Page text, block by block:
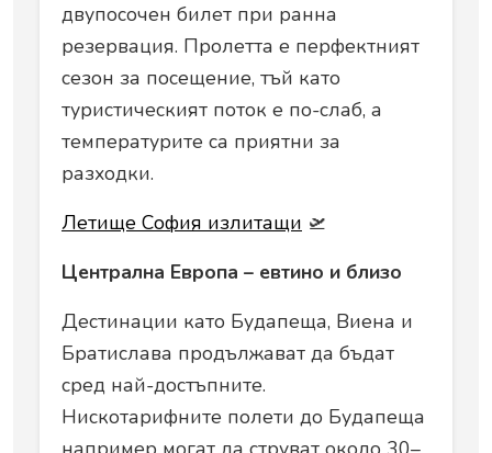
двупосочен билет при ранна
резервация. Пролетта е перфектният
сезон за посещение, тъй като
туристическият поток е по-слаб, а
температурите са приятни за
разходки.
Летище София излитащи 🛫
Централна Европа – евтино и близо
Дестинации като Будапеща, Виена и
Братислава продължават да бъдат
сред най-достъпните.
Нискотарифните полети до Будапеща